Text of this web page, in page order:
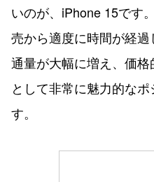
いのが、iPhone 15です
売から適度に時間が経
通量が大幅に増え、価格
として非常に魅力的な
す。